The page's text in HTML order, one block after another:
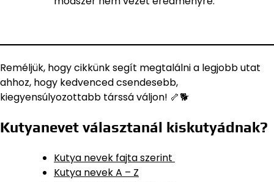
Reméljük, hogy cikkünk segít megtalálni a legjobb utat
ahhoz, hogy kedvenced csendesebb,
kiegyensúlyozottabb társsá váljon! 🦴🐕
Kutyanevet választanál kiskutyádnak?
Kutya nevek fajta szerint
Kutya nevek A – Z